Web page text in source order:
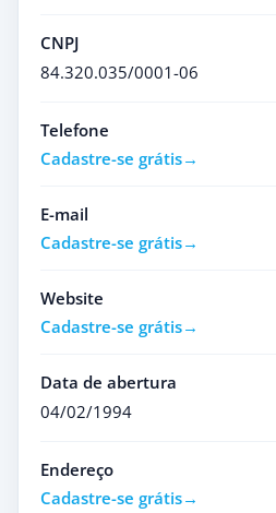
CNPJ
84.320.035/0001-06
Telefone
Cadastre-se grátis
E-mail
Cadastre-se grátis
Website
Cadastre-se grátis
Data de abertura
04/02/1994
Endereço
Cadastre-se grátis